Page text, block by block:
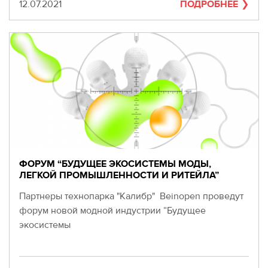
55
Москва,
СВАО,
ул.
Годовикова,
работы
9:00
18:00
Пн-
9:00
17:00
Дата
12.07.2021 ПОДРОБНЕЕ
ФОРУМ “БУДУЩЕЕ ЭКОСИСТЕМЫ МОДЫ,
ЛЕГКОЙ ПРОМЫШЛЕННОСТИ И РИТЕЙЛА”
Партнеры технопарка "Калибр" Beinopen проведут
форум новой модной индустрии “Будущее
экосистемы